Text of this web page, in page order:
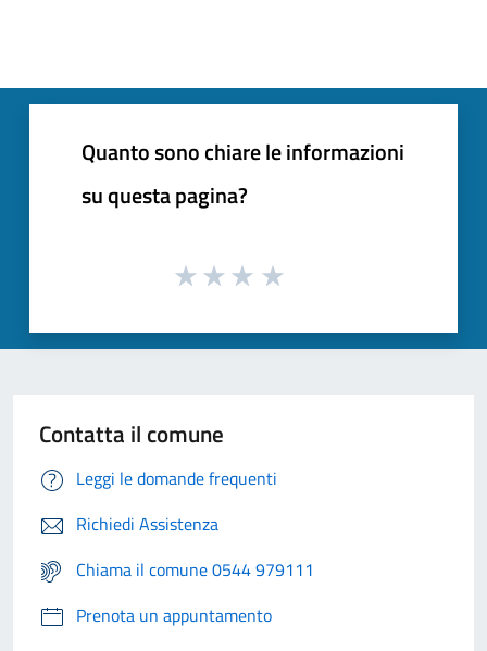
Quanto sono chiare le informazioni
su questa pagina?
Contatta il comune
Leggi le domande frequenti
Richiedi Assistenza
Chiama il comune 0544 979111
Prenota un appuntamento